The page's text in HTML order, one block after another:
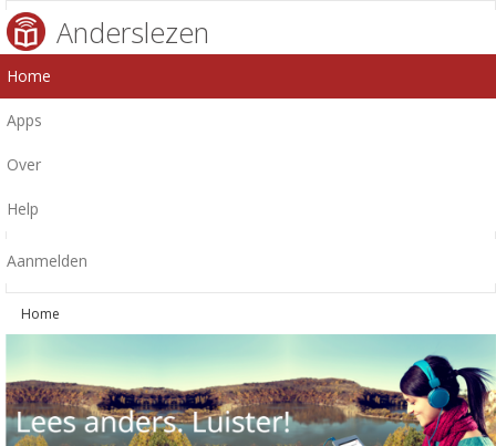
Anderslezen
Home
Apps
Over
Help
Aanmelden
Home